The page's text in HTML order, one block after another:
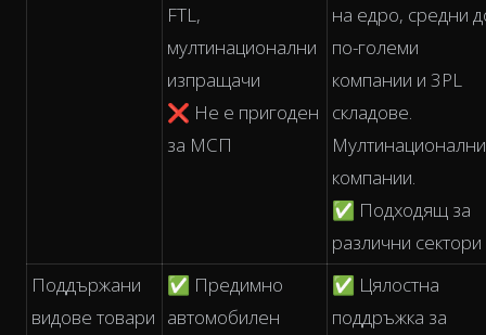
FTL,
мултинационални
изпращачи
❌ Не е пригоден
за МСП
на едро, средни
по-големи
компании и 3PL
складове.
Мултинационални
компании.
✅ Подходящ за
различни сектори
Поддържани
видове товари
✅ Предимно
автомобилен
✅ Цялостна
поддръжка за